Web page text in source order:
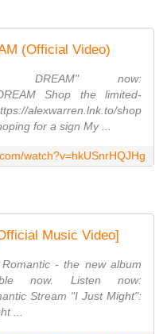
(Official Video)
DREAM" now:
Shop the limited-
alexwarren.lnk.to/shop
for a sign My ...
watch?v=hkUSnrHQJHg
Music Video]
- the new album
now. Listen now:
Stream "I Just Might":
...